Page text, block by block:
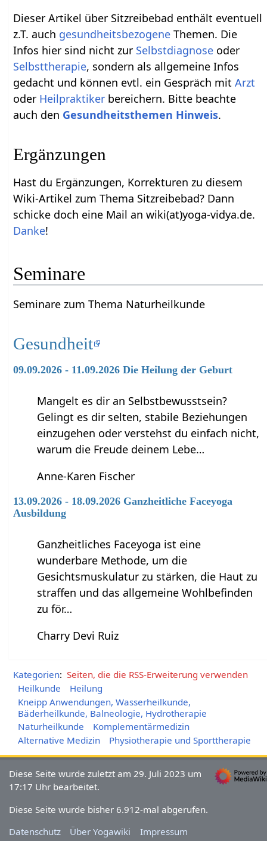
Dieser Artikel über Sitzreibebad enthält eventuell
z.T. auch gesundheitsbezogene Themen. Die
Infos hier sind nicht zur Selbstdiagnose oder
Selbsttherapie, sondern als allgemeine Infos
gedacht und können evtl. ein Gespräch mitArzt
oder Heilpraktiker bereichern. Bitte beachte
auch den Gesundheitsthemen Hinweis.
Ergänzungen
Hast du Ergänzungen, Korrekturen zu diesem
Wiki-Artikel zum Thema Sitzreibebad? Dann
schicke doch eine Mail an wiki(at)yoga-vidya.de.
Danke!
Seminare
Seminare zum Thema Naturheilkunde
Gesundheit
09.09.2026 - 11.09.2026 Die Heilung der Geburt
Mangelt es dir an Selbstbewusstsein?
Gelingt es dir selten, stabile Beziehungen
einzugehen oder verstehst du einfach nicht,
warum die Freude deinem Lebe…
Anne-Karen Fischer
13.09.2026 - 18.09.2026 Ganzheitliche Faceyoga
Ausbildung
Ganzheitliches Faceyoga ist eine
wunderbare Methode, um die
Gesichtsmuskulatur zu stärken, die Haut zu
straffen und das allgemeine Wohlbefinden
zu för…
Charry Devi Ruiz
Kategorien: Seiten, die die RSS-Erweiterung verwenden
Heilkunde
Heilung
Kneipp Anwendungen, Wasserheilkunde,
Bäderheilkunde, Balneologie, Hydrotherapie
Naturheilkunde
Komplementärmedizin
Alternative Medizin
Physiotherapie und Sporttherapie
Diese Seite wurde zuletzt am 29. Juli 2023 um
17:17 Uhr bearbeitet.
Diese Seite wurde bisher 6.912-mal abgerufen.
Datenschutz
Über Yogawiki Impressum